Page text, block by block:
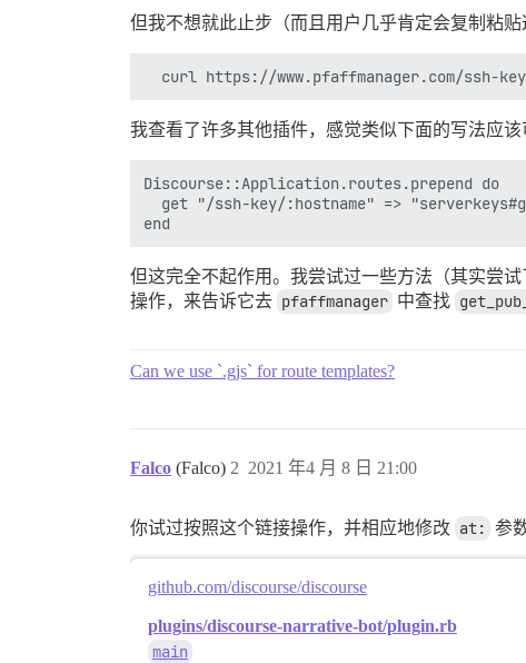
但我不想就此止步（而且用户几乎肯定会复制粘
我查看了许多其他插件，感觉类似下面的写法应该
Discourse::Application.routes.prepend do
get "/ssh-key/:hostname" =>
但这完全不起作用。我尝试过一些方法（其实尝
操作，来告诉它去 pfaffmanager 中查找
Can we use `.gjs` for route templates?
Falco (Falco) 2021 年4 月 8 日 21:00
2
你试过按照这个链接操作，并相应地修改 at: 参
github.com/discourse/discourse
plugins/discourse-narrative-bot/plugin.rb
main